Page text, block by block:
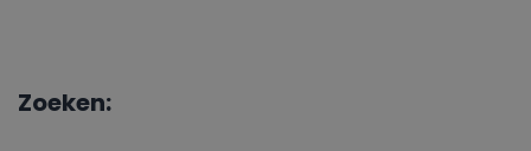
Zoeken: